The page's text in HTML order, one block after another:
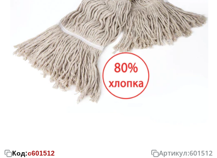
Код:с601512 Артикул:601512